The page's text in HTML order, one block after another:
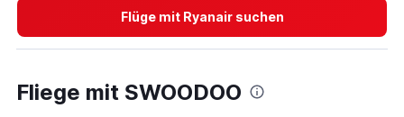
Flüge mit Ryanair suchen
Fliege mit SWOODOO